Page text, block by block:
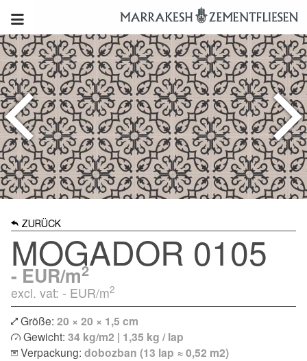
ZURÜCK
MOGADOR 0105
- EUR/m2
excl. vat: - EUR/m2
Größe: 20 × 20 × 1,5 cm
Gewicht: 34 kg/m2 | 1,35 kg / lap
Verpackung: dobozban (13 lap ≈ 0,52 m2)